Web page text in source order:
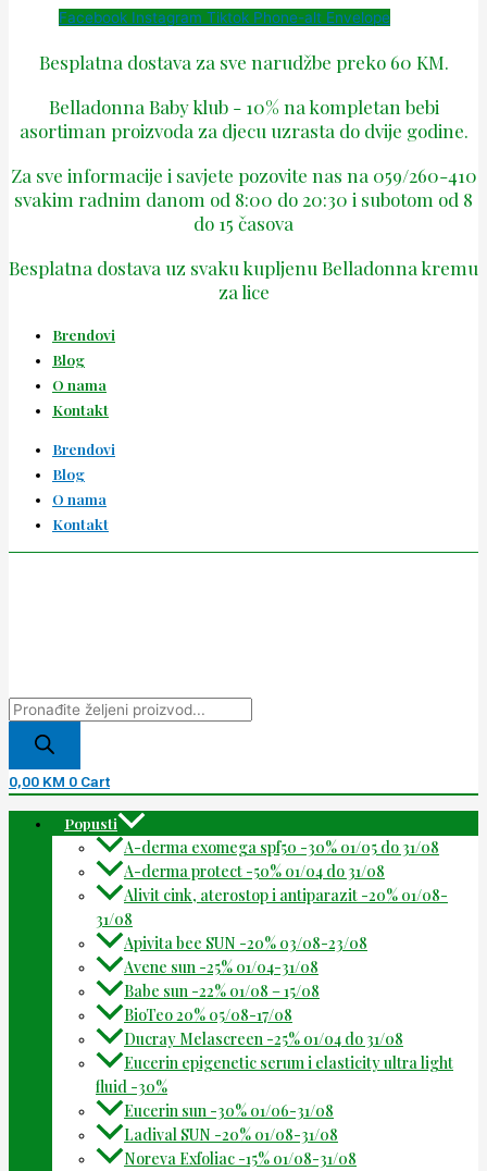
Facebook Instagram Tiktok Phone-alt Envelope
Besplatna dostava za sve narudžbe preko 60 KM.
Belladonna Baby klub - 10% na kompletan bebi
asortiman proizvoda za djecu uzrasta do dvije godine.
Za sve informacije i savjete pozovite nas na 059/260-410
svakim radnim danom od 8:00 do 20:30 i subotom od 8
do 15 časova
Besplatna dostava uz svaku kupljenu Belladonna kremu
za lice
Brendovi
Blog
O nama
Kontakt
Brendovi
Blog
O nama
Kontakt
0,00 KM 0 Cart
Popusti
A-derma exomega spf50 -30% 01/05 do 31/08
A-derma protect -50% 01/04 do 31/08
Alivit cink, aterostop i antiparazit -20% 01/08-
31/08
Apivita bee SUN -20% 03/08-23/08
Avene sun -25% 01/04-31/08
Babe sun -22% 01/08 – 15/08
BioTeo 20% 05/08-17/08
Ducray Melascreen -25% 01/04 do 31/08
Eucerin epigenetic serum i elasticity ultra light
fluid -30%
Eucerin sun -30% 01/06-31/08
Ladival SUN -20% 01/08-31/08
Noreva Exfoliac -15% 01/08-31/08